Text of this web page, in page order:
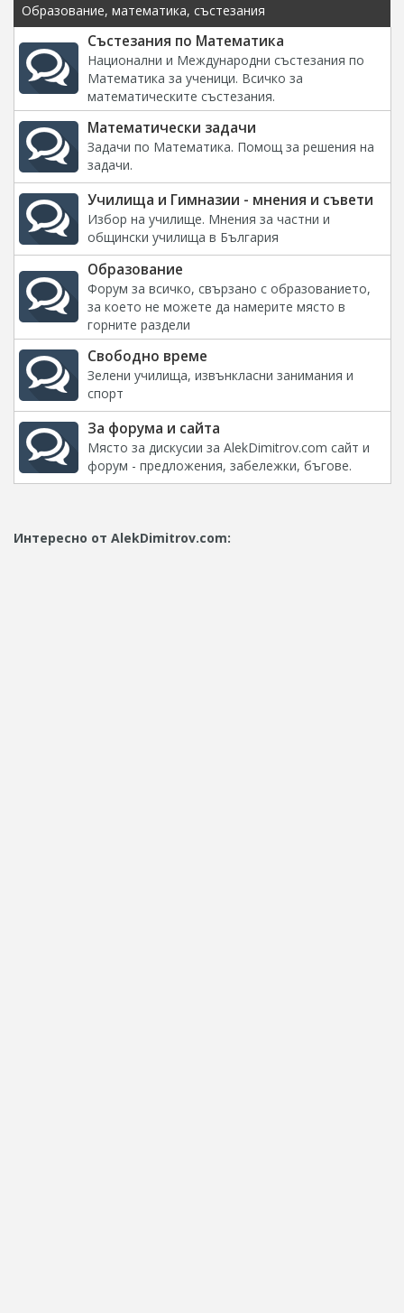
Образование, математика, състезания
Състезания по Математика
Национални и Международни състезания по
Математика за ученици. Всичко за
математическите състезания.
Математически задачи
Задачи по Математика. Помощ за решения на
задачи.
Училища и Гимназии - мнения и съвети
Избор на училище. Мнения за частни и
общински училища в България
Образование
Форум за всичко, свързано с образованието,
за което не можете да намерите място в
горните раздели
Свободно време
Зелени училища, извънкласни занимания и
спорт
За форума и сайта
Място за дискусии за AlekDimitrov.com сайт и
форум - предложения, забележки, бъгове.
Интересно от AlekDimitrov.com: